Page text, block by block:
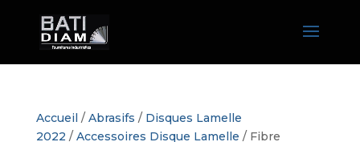
Accueil / Abrasifs / Disques Lamelle
2022 / Accessoires Disque Lamelle / Fibre